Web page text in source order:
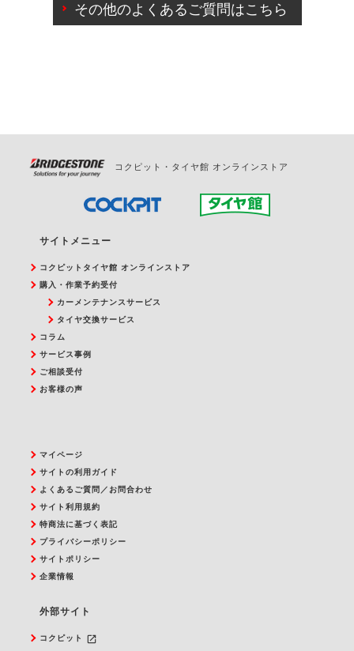
ご来店予約日の3営業日前を過ぎている場合のご予約
の日時変更につきましては、直接ご予約の店舗まで
その他のよくあるご質問はこちら
コクピット・タイヤ館 オンラインストア
サイトメニュー
コクピットタイヤ館 オンラインストア
購入・作業予約受付
カーメンテナンスサービス
タイヤ交換サービス
コラム
サービス事例
ご相談受付
お客様の声
マイページ
サイトの利用ガイド
よくあるご質問／お問合わせ
サイト利用規約
特商法に基づく表記
プライバシーポリシー
サイトポリシー
企業情報
外部サイト
コクピット
launch